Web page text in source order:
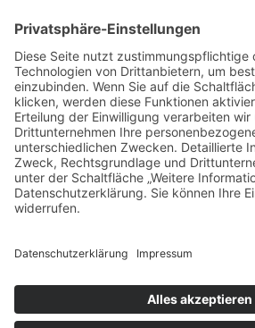
klassischer Musik auch besonders
Essen. Literatur und Reisen haben
kulinarischen Horizont erweitert.
Erfahrungen rund um Food-
(gesundes/kreatives) Kochen mit
freue mich auf einen regen
Datenschutz
Impressum